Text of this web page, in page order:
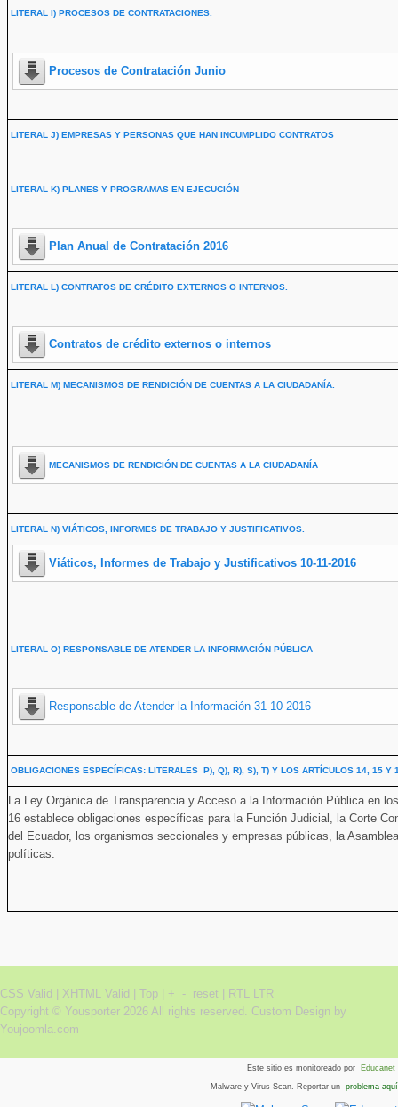
LITERAL I) PROCESOS DE CONTRATACIONES.
Procesos de Contratación Junio
LITERAL J) EMPRESAS Y PERSONAS QUE HAN INCUMPLIDO CONTRATOS
LITERAL K) PLANES Y PROGRAMAS EN EJECUCIÓN
Plan Anual de Contratación 2016
LITERAL L) CONTRATOS DE CRÉDITO EXTERNOS O INTERNOS.
Contratos de crédito externos o internos
LITERAL M) MECANISMOS DE RENDICIÓN DE CUENTAS A LA CIUDADANÍA.
MECANISMOS DE RENDICIÓN DE CUENTAS A LA CIUDADANÍA
LITERAL N) VIÁTICOS, INFORMES DE TRABAJO Y JUSTIFICATIVOS.
Viáticos, Informes de Trabajo y Justificativos 10-11-2016
LITERAL O) RESPONSABLE DE ATENDER LA INFORMACIÓN PÚBLICA
Responsable de Atender la Información 31-10-2016
OBLIGACIONES ESPECÍFICAS: LITERALES P), Q), R), S), T) Y LOS ARTÍCULOS 14, 15 Y
La Ley Orgánica de Transparencia y Acceso a la Información Pública en
16 establece obligaciones específicas para la Función Judicial, la Corte
del Ecuador, los organismos seccionales y empresas públicas, la
políticas.
CSS Valid | XHTML Valid | Top + - reset RTL
LTR
Copyright © Yousporter 2026 All rights reserved. Custom Design by
Youjoomla.com
Este sitio es monitoreado por Educanet
Malware y Virus Scan. Reportar un problema aquí